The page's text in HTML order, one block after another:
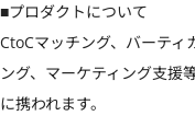
■プロダクトについて
CtoCマッチング、バーティ
ング、マーケティング支援
に携われます。